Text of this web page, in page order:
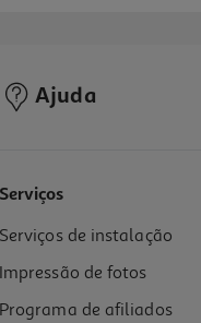
Ajuda
Serviços
Serviços de instalação
Impressão de fotos
Programa de afiliados